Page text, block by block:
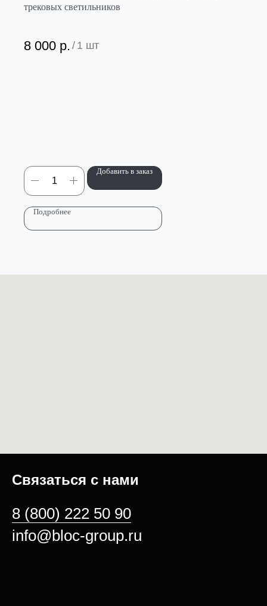
трековых светильников
8 000 р. / 1 шт
Добавить в заказ
Подробнее
Связаться с нами
8 (800) 222 50 90
info@bloc-group.ru